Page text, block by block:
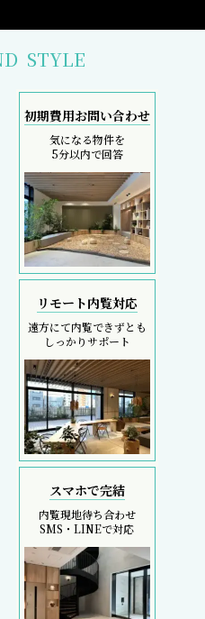
STYLE
初期費用お問い合わせ
気になる物件を
5分以内で回答
リモート内覧対応
遠方にて内覧できずとも
しっかりサポート
スマホで完結
内覧現地待ち合わせ
SMS・LINEで対応